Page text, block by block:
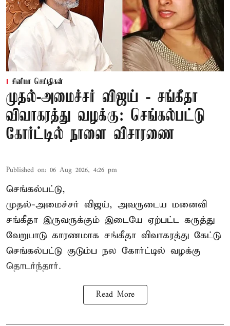
சினிமா செய்திகள்
முதல்-அமைச்சர் விஜய் - சங்கீதா
விவாகரத்து வழக்கு: செங்கல்பட்டு
கோர்ட்டில் நாளை விசாரணை
Published on: 06 Aug 2026, 4:26 pm
செங்கல்பட்டு,
முதல்-அமைச்சர் விஜய், அவருடைய மனைவி
சங்கீதா இருவருக்கும் இடையே ஏற்பட்ட கருத்து
வேறுபாடு காரணமாக சங்கீதா விவாகரத்து கேட்டு
செங்கல்பட்டு குடும்ப நல கோர்ட்டில் வழக்கு
தொடர்ந்தார்.
Read More